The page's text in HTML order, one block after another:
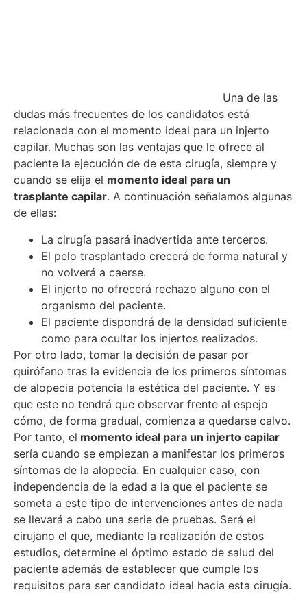
Una de las
dudas más frecuentes de los candidatos está
relacionada con el momento ideal para un injerto
capilar. Muchas son las ventajas que le ofrece al
paciente la ejecución de de esta cirugía, siempre y
cuando se elija el momento ideal para un
trasplante capilar. A continuación señalamos algunas
de ellas:
La cirugía pasará inadvertida ante terceros.
El pelo trasplantado crecerá de forma natural y
no volverá a caerse.
El injerto no ofrecerá rechazo alguno con el
organismo del paciente.
El paciente dispondrá de la densidad suficiente
como para ocultar los injertos realizados.
Por otro lado, tomar la decisión de pasar por
quirófano tras la evidencia de los primeros síntomas
de alopecia potencia la estética del paciente. Y es
que este no tendrá que observar frente al espejo
cómo, de forma gradual, comienza a quedarse calvo.
Por tanto, el momento ideal para un injerto capilar
sería cuando se empiezan a manifestar los primeros
síntomas de la alopecia. En cualquier caso, con
independencia de la edad a la que el paciente se
someta a este tipo de intervenciones antes de nada
se llevará a cabo una serie de pruebas. Será el
cirujano el que, mediante la realización de estos
estudios, determine el óptimo estado de salud del
paciente además de establecer que cumple los
requisitos para ser candidato ideal hacia esta cirugía.